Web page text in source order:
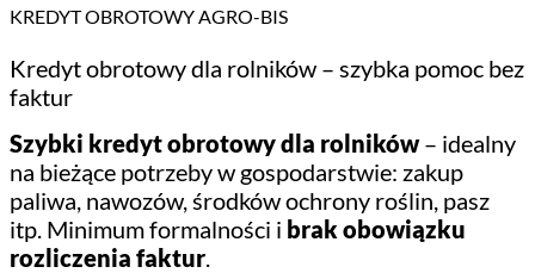
KREDYT OBROTOWY AGRO-BIS
Kredyt obrotowy dla rolników – szybka pomoc bez
faktur
Szybki kredyt obrotowy dla rolników– idealny
na bieżące potrzeby w gospodarstwie: zakup
paliwa, nawozów, środków ochrony roślin, pasz
itp. Minimum formalności i brak obowiązku
rozliczenia faktur